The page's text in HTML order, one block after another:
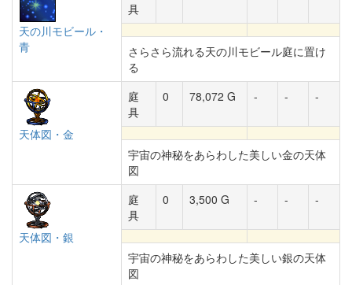
天の川モビール・
青
具
さらさら流れる天の川モビール庭に置け
る
天体図・金
庭
具
0 78,072 G - - -
宇宙の神秘をあらわした美しい金の天体
図
天体図・銀
庭
具
0 3,500 G - - -
宇宙の神秘をあらわした美しい銀の天体
図